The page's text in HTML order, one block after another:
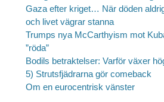
Gaza efter kriget… När döden
och livet vägrar stanna
Trumps nya McCarthyism mot
”röda”
Bodils betraktelser: Varför växer
5) Strutsfjädrarna gör comeback
Om en eurocentrisk vänster